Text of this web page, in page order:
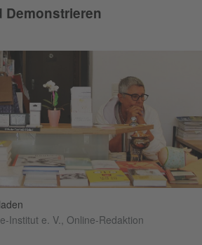
Demonstrieren
Institut e. V., Online-Redaktion